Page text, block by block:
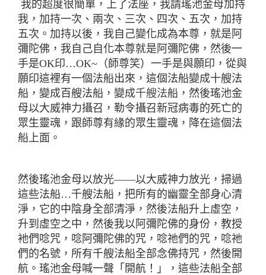
我的超度很簡單，上了法座，我請瑤池金母加持
我，加持一次、兩次、三次、四次、五次，加持
五次。加持以後，我自己變化成為本尊，就是阿
彌陀佛，我自己自化本尊就是阿彌陀佛，然後一
手是OK印…OK~ （師尊笑）一手是與願印，從與
願印這裡有一個法船出來，這個法船變成十艘法
船，變成百艘法船，變成千艘法船，然後瑤池金
母以大威神力攝召，勒令攝召新冠病毒的死亡的
眾生靈魂，跟師尊有緣的眾生靈魂，降在這個法
船上面。
然後瑤池金母以放光——以大威神力放光，掃過
這些法船…千艘法船，把所有的幽靈全部身心清
淨，它的中陰身全部清淨，然後法船升上虛空，
升到虛空之中，然後我以阿彌陀佛的身份，教授
衪們唸咒，唸阿彌陀佛的咒，唸祂們的咒，唸祂
們的名號，所有千艘法船全部念佛持咒，然後開
航。瑤池金母喊一聲「開航！」，這些法船全部